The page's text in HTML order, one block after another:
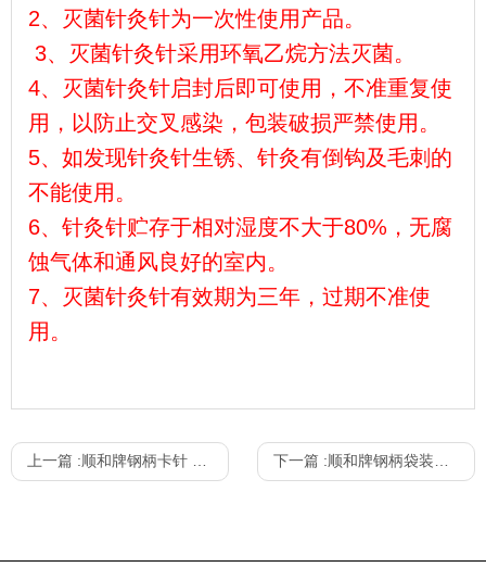
2、 灭菌针灸针为一次性使用产品。
3、灭菌针灸针采用环氧乙烷方法灭菌。
4、 灭菌针灸针启封后即可使用，不准重复使
用，以防止交叉感染，包装破损严禁使用。
5、 如发现针灸针生锈、针灸有倒钩及毛刺的
不能使用。
6、 针灸针贮存于相对湿度不大于80%，无腐
蚀气体和通风良好的室内。
7、 灭菌针灸针有效期为三年，过期不准使
用。
上一篇 :顺和牌钢柄卡针 100支/盒 下一篇 :顺和牌钢柄袋装针 100支/盒 200支/盒 500支/盒